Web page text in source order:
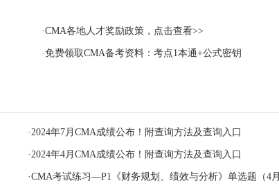
·CMA各地人才奖励政策，点击查看>>
·免费领取CMA备考资料：考点1本通+公式密钥
·2024年7月CMA成绩公布！附查询方法及查询入口
·2024年4月CMA成绩公布！附查询方法及查询入口
·CMA考试练习—P1《财务规划、绩效与分析》单选题（4月22号）